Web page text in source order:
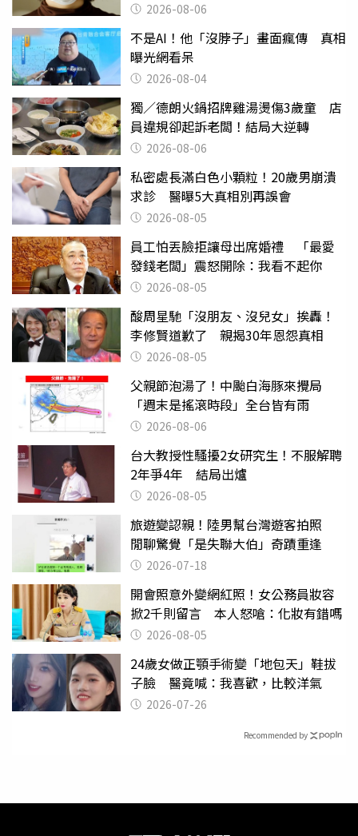
2026-08-06
不是AI！他「沒脖子」畫面瘋傳 真相
曝光網看呆
2026-08-04
獨／德朗火鍋招牌雞湯燙傷3歲童 店
員違規卻起訴老闆！結局大逆轉
2026-08-06
私密處長滿白色小顆粒！20歲男崩潰
求診 醫曝5大真相別再誤會
2026-08-05
員工怕丟臉拒讓母出席婚禮 「最愛
發錢老闆」震怒開除：我看不起你
2026-08-05
酸周星馳「沒朋友、沒兒女」挨轟！
李修賢道歉了 親揭30年恩怨真相
2026-08-05
父親節泡湯了！中颱白海豚來攪局
「週末是搖滾時段」全台皆有雨
2026-08-06
台大教授性騷擾2女研究生！不服解聘
2年爭4年 結局出爐
2026-08-05
旅遊變認親！陸男幫台灣遊客拍照
閒聊驚覺「是失聯大伯」奇蹟重逢
2026-07-18
開會照意外變網紅照！女公務員妝容
掀2千則留言 本人怒嗆：化妝有錯嗎
2026-08-05
24歲女做正顎手術變「地包天」鞋拔
子臉 醫竟喊：我喜歡，比較洋氣
2026-07-26
Recommended by